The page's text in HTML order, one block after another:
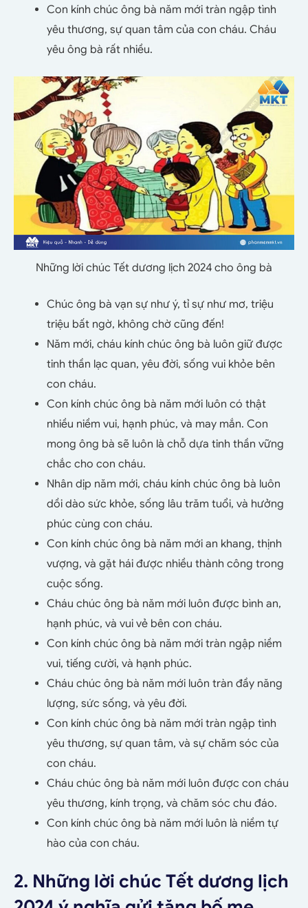
Con kính chúc ông bà năm mới tràn ngập tình
yêu thương, sự quan tâm của con cháu. Cháu
yêu ông bà rất nhiều.
Những lời chúc Tết dương lịch 2024 cho ông bà
Chúc ông bà vạn sự như ý, tỉ sự như mơ, triệu
triệu bất ngờ, không chờ cũng đến!
Năm mới, cháu kính chúc ông bà luôn giữ được
tinh thần lạc quan, yêu đời, sống vui khỏe bên
con cháu.
Con kính chúc ông bà năm mới luôn có thật
nhiều niềm vui, hạnh phúc, và may mắn. Con
mong ông bà sẽ luôn là chỗ dựa tinh thần vững
chắc cho con cháu.
Nhân dịp năm mới, cháu kính chúc ông bà luôn
dồi dào sức khỏe, sống lâu trăm tuổi, và hưởng
phúc cùng con cháu.
Con kính chúc ông bà năm mới an khang, thịnh
vượng, và gặt hái được nhiều thành công trong
cuộc sống.
Cháu chúc ông bà năm mới luôn được bình an,
hạnh phúc, và vui vẻ bên con cháu.
Con kính chúc ông bà năm mới tràn ngập niềm
vui, tiếng cười, và hạnh phúc.
Cháu chúc ông bà năm mới luôn tràn đầy năng
lượng, sức sống, và yêu đời.
Con kính chúc ông bà năm mới tràn ngập tình
yêu thương, sự quan tâm, và sự chăm sóc của
con cháu.
Cháu chúc ông bà năm mới luôn được con cháu
yêu thương, kính trọng, và chăm sóc chu đáo.
Con kính chúc ông bà năm mới luôn là niềm tự
hào của con cháu.
2. Những lời chúc Tết dương lịch